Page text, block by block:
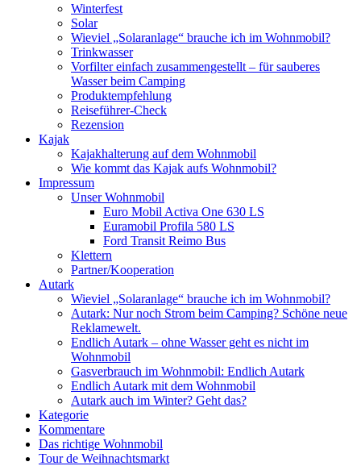
Winterfest
Solar
Wieviel „Solaranlage“ brauche ich im Wohnmobil?
Trinkwasser
Vorfilter einfach zusammengestellt – für sauberes
Wasser beim Camping
Produktempfehlung
Reiseführer-Check
Rezension
Kajak
Kajakhalterung auf dem Wohnmobil
Wie kommt das Kajak aufs Wohnmobil?
Impressum
Unser Wohnmobil
Euro Mobil Activa One 630 LS
Euramobil Profila 580 LS
Ford Transit Reimo Bus
Klettern
Partner/Kooperation
Autark
Wieviel „Solaranlage“ brauche ich im Wohnmobil?
Autark: Nur noch Strom beim Camping? Schöne neue
Reklamewelt.
Endlich Autark – ohne Wasser geht es nicht im
Wohnmobil
Gasverbrauch im Wohnmobil: Endlich Autark
Endlich Autark mit dem Wohnmobil
Autark auch im Winter? Geht das?
Kategorie
Kommentare
Das richtige Wohnmobil
Tour de Weihnachtsmarkt